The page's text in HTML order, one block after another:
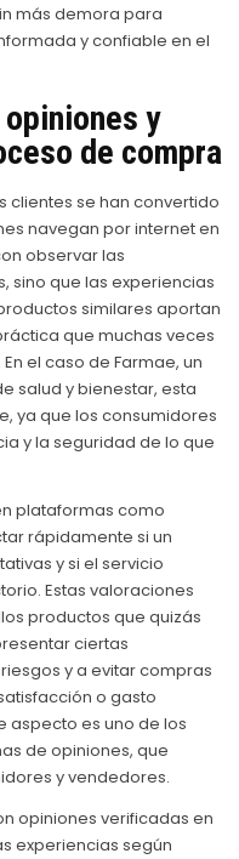
más demora para
y confiable en el
y
de compra
clientes se han convertido
navegan por internet en
observar las
sino que las experiencias
similares aportan
que muchas veces
el caso de Farmae, un
salud y bienestar, esta
ya que los consumidores
y la seguridad de lo que
plataformas como
rápidamente si un
y si el servicio
Estas valoraciones
productos que quizás
ciertas
y a evitar compras
o gasto
aspecto es uno de los
de opiniones, que
y vendedores.
opiniones verificadas en
experiencias según